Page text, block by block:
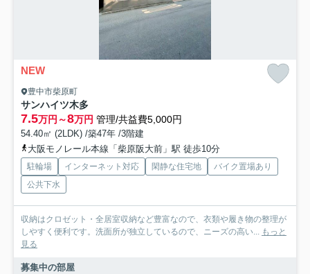
NEW
豊中市柴原町
サンハイツ木多
7.5万円～8万円 管理/共益費5,000円
54.40㎡ (2LDK) /築47年 /3階建
大阪モノレール本線「柴原阪大前」駅 徒歩10分
駐輪場 インターネット対応 閑静な住宅地
バイク置場あり
公共下水
収納はクロゼット・全居室収納など豊富なので、衣類や履き物の整理が
しやすく便利です。洗面所が独立しているので、ニーズの高い... もっと
見る
募集中の部屋